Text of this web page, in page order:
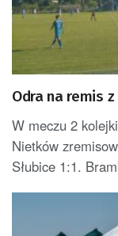
Odra na remis
W meczu 2
Nietków
Słubice 1:1.